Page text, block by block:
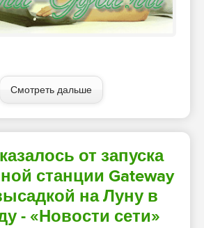
Смотреть дальше
от запуска
станции Gateway
на Луну в
- «Новости сети»